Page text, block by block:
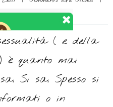
( e della
è quanto mai
Si sa. Spesso si
o in
appuntamenti
anche su